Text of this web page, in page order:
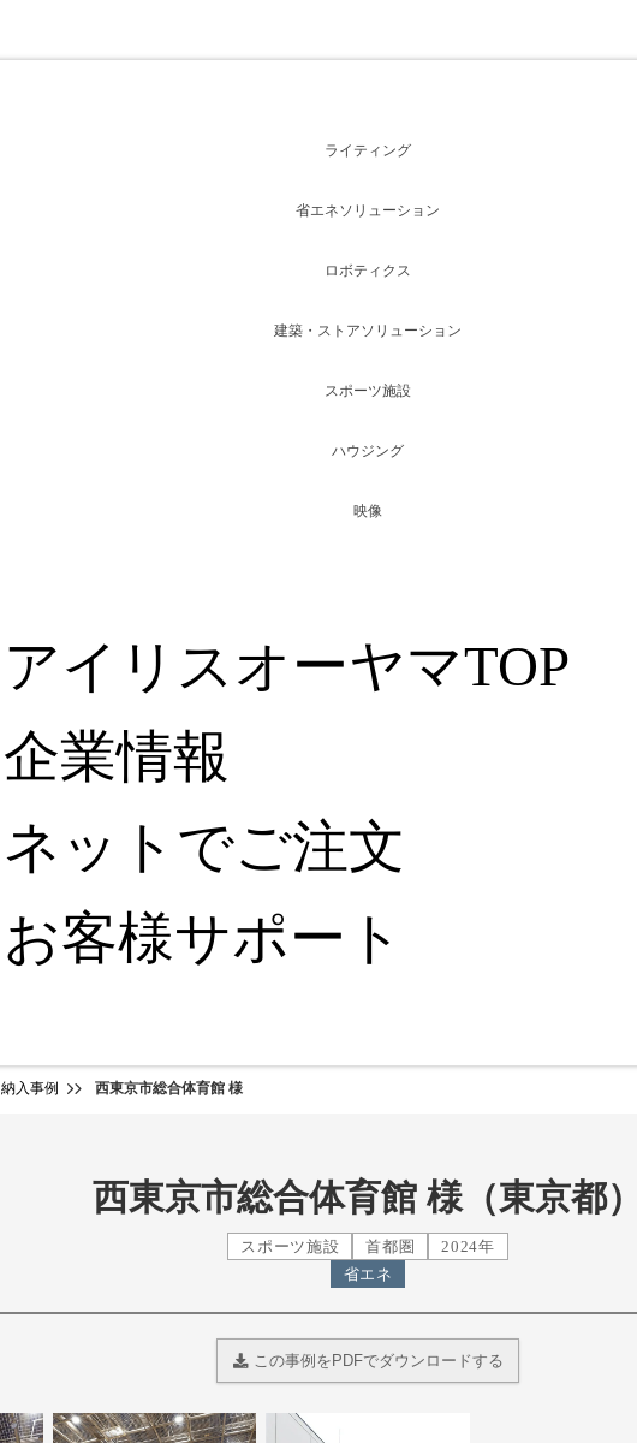
アイリスオーヤマTOP
企業情報
ネットでご注文
お客様サポート
ライティング
省エネソリューション
ロボティクス
建築・ストアソリューション
スポーツ施設
ハウジング
映像
納入事例 西東京市総合体育館 様
西東京市総合体育館 様（東京都
スポーツ施設 首都圏
2024年
省エネ
この事例をPDFでダウンロードする